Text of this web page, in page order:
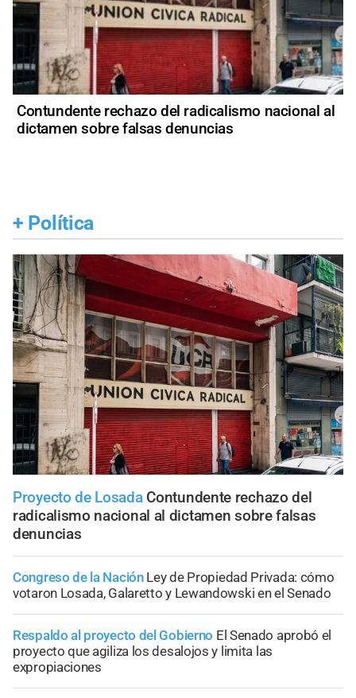
Contundente rechazo del radicalismo nacional al
dictamen sobre falsas denuncias
+ Política
Proyecto de Losada Contundente rechazo del
radicalismo nacional al dictamen sobre falsas
denuncias
Congreso de la Nación Ley de Propiedad Privada: cómo
votaron Losada, Galaretto y Lewandowski en el Senado
Respaldo al proyecto del Gobierno El Senado aprobó el
proyecto que agiliza los desalojos y limita las
expropiaciones